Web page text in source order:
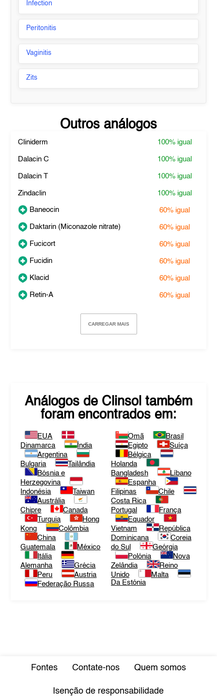
Infection
Peritonitis
Vaginitis
Zits
Outros análogos
Cliniderm 100% igual
Dalacin C 100% igual
Dalacin T 100% igual
Zindaclin 100% igual
Baneocin 60% igual
Daktarin (Miconazole nitrate) 60% igual
Fucicort 60% igual
Fucidin 60% igual
Klacid 60% igual
Retin-A 60% igual
CARREGAR MAIS
Análogos de Clinsol também
foram encontrados em:
EUA
Dinamarca
Índia
Argentina
Bulgaria
Tailândia
Bósnia e
Herzegovina
Indonésia
Taiwan
Austrália
Chipre
Canada
Turquia
Hong
Kong
Colômbia
China
Guatemala
México
Itália
Alemanha
Grécia
Peru
Austria
Federação Russa
Omã
Brasil
Egipto
Suíça
Bélgica
Holanda
Bangladesh
Líbano
Espanha
Filipinas
Chile
Costa Rica
Portugal
França
Equador
Vietnam
República
Dominicana
Coreia
do Sul
Geórgia
Polónia
Nova
Zelândia
Reino
Unido
Malta
Da Estónia
Fontes Contate-nos Quem somos
Isenção de responsabilidade